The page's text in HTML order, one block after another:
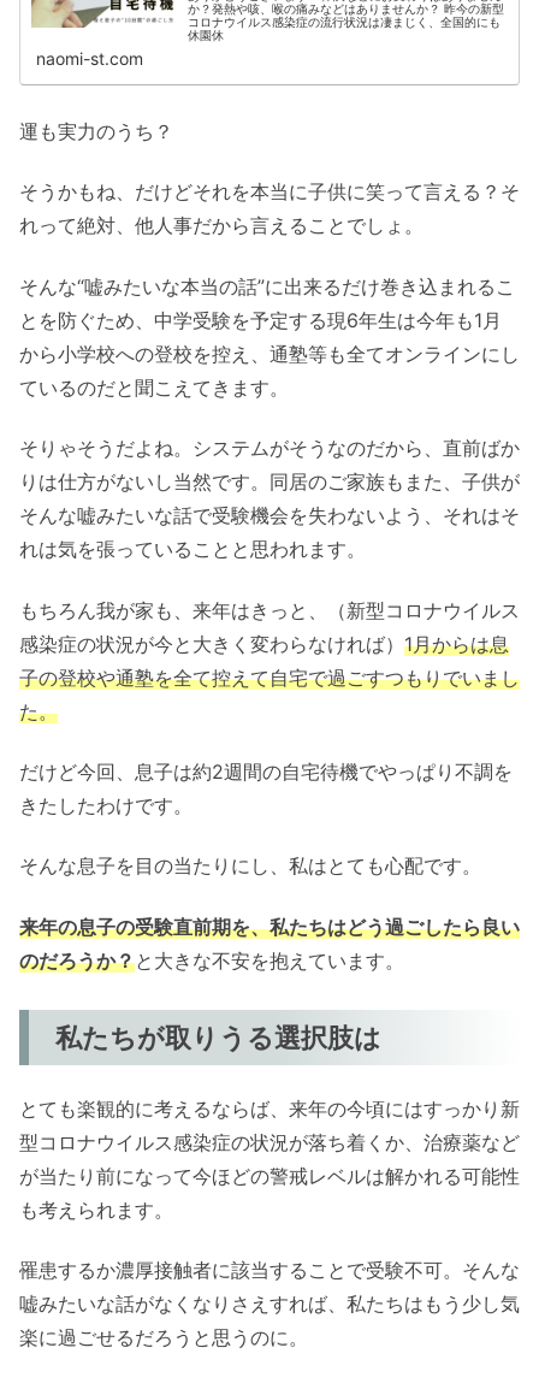
か？発熱や咳、喉の痛みなどはありませんか？ 昨今の新型
コロナウイルス感染症の流行状況は凄まじく、全国的にも
休園休
naomi-st.com
運も実力のうち？
そうかもね、だけどそれを本当に子供に笑って言える？そ
れって絶対、他人事だから言えることでしょ。
そんな“嘘みたいな本当の話”に出来るだけ巻き込まれるこ
とを防ぐため、中学受験を予定する現6年生は今年も1月
から小学校への登校を控え、通塾等も全てオンラインにし
ているのだと聞こえてきます。
そりゃそうだよね。システムがそうなのだから、直前ばか
りは仕方がないし当然です。同居のご家族もまた、子供が
そんな嘘みたいな話で受験機会を失わないよう、それはそ
れは気を張っていることと思われます。
もちろん我が家も、来年はきっと、（新型コロナウイルス
感染症の状況が今と大きく変わらなければ） 1月からは息
子の登校や通塾を全て控えて自宅で過ごすつもりでいまし
た。
だけど今回、息子は約2週間の自宅待機でやっぱり不調を
きたしたわけです。
そんな息子を目の当たりにし、私はとても心配です。
来年の息子の受験直前期を、私たちはどう過ごしたら良い
のだろうか？と大きな不安を抱えています。
私たちが取りうる選択肢は
とても楽観的に考えるならば、来年の今頃にはすっかり新
型コロナウイルス感染症の状況が落ち着くか、治療薬など
が当たり前になって今ほどの警戒レベルは解かれる可能性
も考えられます。
罹患するか濃厚接触者に該当することで受験不可。そんな
嘘みたいな話がなくなりさえすれば、私たちはもう少し気
楽に過ごせるだろうと思うのに。